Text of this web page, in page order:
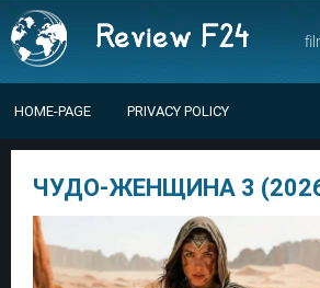
HOME-PAGE PRIVACY POLICY
ЧУДО-ЖЕНЩИНА 3